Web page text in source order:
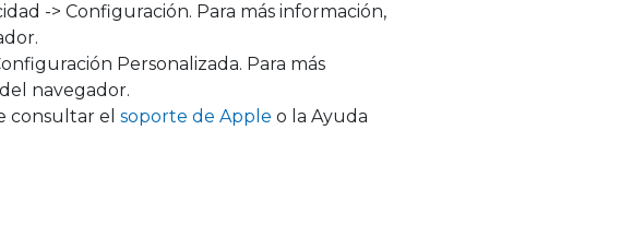
-> Configuración. Para más información,
Personalizada. Para más
navegador.
consultar el soporte de Apple o la Ayuda